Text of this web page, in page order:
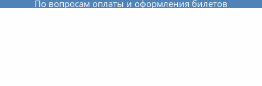
По вопросам оплаты и оформления билетов